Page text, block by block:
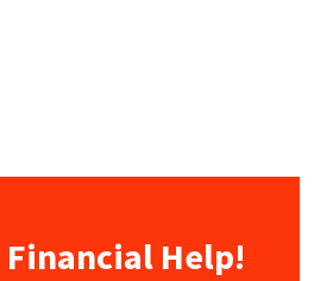
Financial Help!